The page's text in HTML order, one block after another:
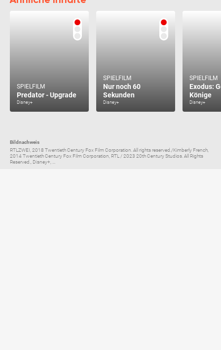
SPIELFILM
Predator - Upgrade
Disney+
SPIELFILM
Nur noch 60
Sekunden
Disney+
SPIELFILM
Exodus:
Könige
Disney+
Bildnachweis
RTLZWEI, 2018 Twentieth Century Fox Film Corporation. All rights reserved./Kimberly French,
2014 Twentieth Century Fox Film Corporation, RTL / 2023 20th Century Studios. All Rights
Reserved., Disney+, ...